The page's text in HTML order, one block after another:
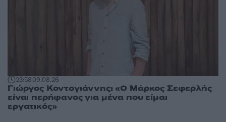
23:5809.08.26
Γιώργος Κοντογιάννης: «Ο Μάρκος Σεφερλής
είναι περήφανος για μένα που είμαι
εργατικός»